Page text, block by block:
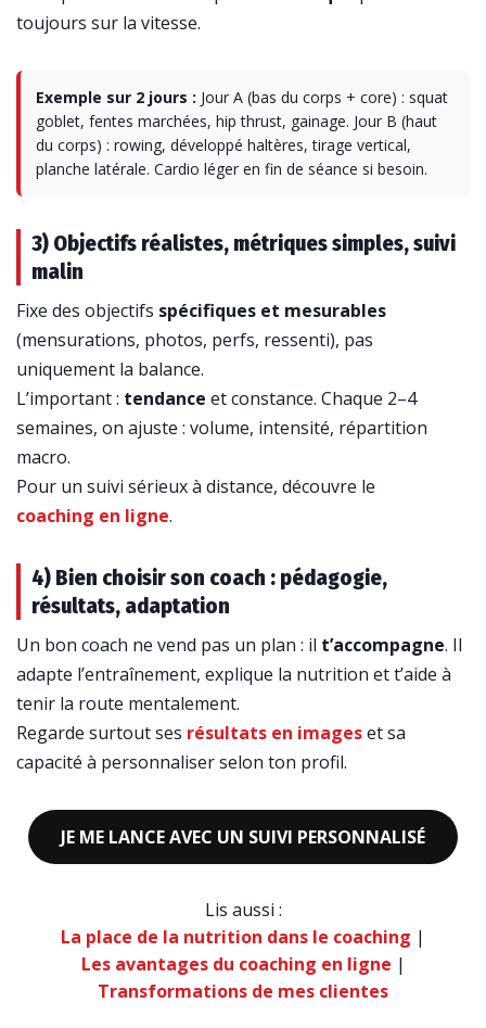
toujours sur la vitesse.
Exemple sur 2 jours : Jour A (bas du corps + core) : squat
goblet, fentes marchées, hip thrust, gainage. Jour B (haut
du corps) : rowing, développé haltères, tirage vertical,
planche latérale. Cardio léger en fin de séance si besoin.
3) Objectifs réalistes, métriques simples, suivi
malin
Fixe des objectifs spécifiques et mesurables
(mensurations, photos, perfs, ressenti), pas
uniquement la balance.
L’important : tendance et constance. Chaque 2–4
semaines, on ajuste : volume, intensité, répartition
macro.
Pour un suivi sérieux à distance, découvre le
coaching en ligne.
4) Bien choisir son coach : pédagogie,
résultats, adaptation
Un bon coach ne vend pas un plan : il t’accompagne. Il
adapte l’entraînement, explique la nutrition et t’aide à
tenir la route mentalement.
Regarde surtout ses résultats en imageset sa
capacité à personnaliser selon ton profil.
JE ME LANCE AVEC UN SUIVI PERSONNALISÉ
Lis aussi :
La place de la nutrition dans le coaching |
Les avantages du coaching en ligne |
Transformations de mes clientes